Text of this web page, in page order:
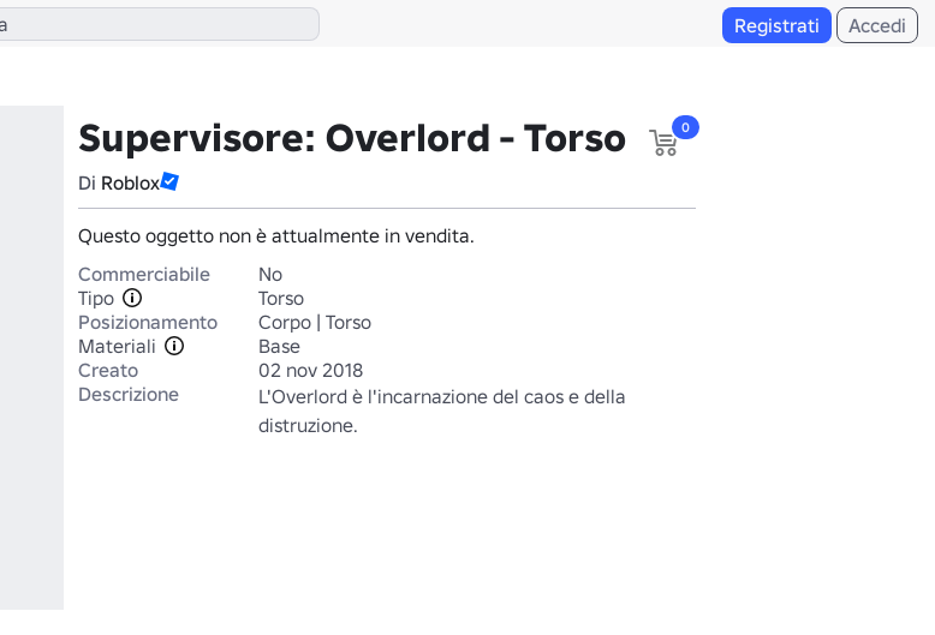
Registrati Accedi
Supervisore: Overlord - Torso
Di Roblox
0
Questo oggetto non è attualmente in vendita.
Commerciabile
No
Tipo
Torso
Posizionamento
Corpo | Torso
Materiali
Base
Creato
02 nov 2018
Descrizione
L'Overlord è l'incarnazione del caos e della
distruzione.